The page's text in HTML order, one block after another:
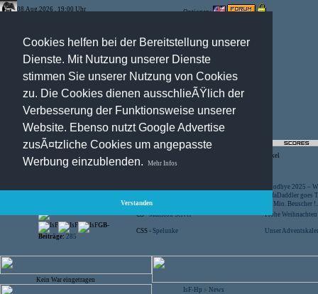
Cookies helfen bei der Bereitstellung unserer
Dienste. Mit Nutzung unserer Dienste
stimmen Sie unserer Nutzung von Cookies
zu. Die Cookies dienen ausschlieÃŸlich der
Verbesserung der Funktionsweise unserer
Website. Ebenso nutzt Google Advertise
zusÃ¤tzliche Cookies um angepasste
Werbung einzublenden.
Mehr Infos
Verstanden
08.Aug.2026 , 19:00 Uhr Optionen:
Artikel
Goodbye 2025 –
SofaDaddler goes
CS -FunYard
40 Mio. Beuscher
CS -Mansion Server
Frohe
GB-
Beiträge: 285
CSS - Spelunke Unser
Kein War eingetragen
IsF-Hp > News